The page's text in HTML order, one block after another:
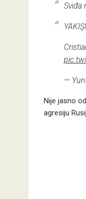
Sviđa
—
Nije jasno
agresiju